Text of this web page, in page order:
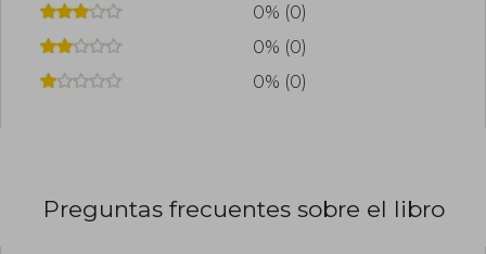
0% (0)
0% (0)
0% (0)
Preguntas frecuentes sobre el libro